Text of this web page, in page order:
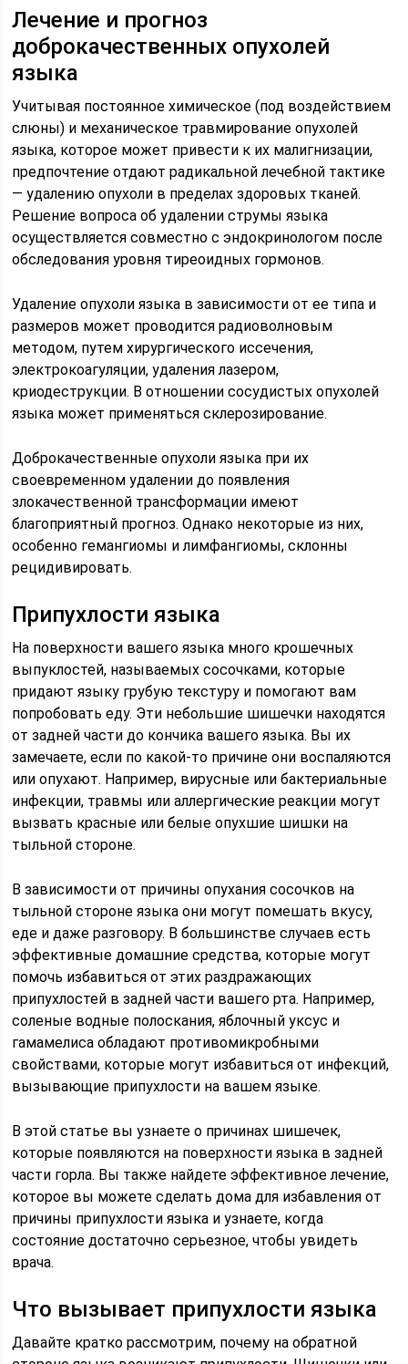
Лечение и прогноз
доброкачественных опухолей
языка
Учитывая постоянное химическое (под воздействием
слюны) и механическое травмирование опухолей
языка, которое может привести к их малигнизации,
предпочтение отдают радикальной лечебной тактике
— удалению опухоли в пределах здоровых тканей.
Решение вопроса об удалении струмы языка
осуществляется совместно с эндокринологом после
обследования уровня тиреоидных гормонов.
Удаление опухоли языка в зависимости от ее типа и
размеров может проводится радиоволновым
методом, путем хирургического иссечения,
электрокоагуляции, удаления лазером,
криодеструкции. В отношении сосудистых опухолей
языка может применяться склерозирование.
Доброкачественные опухоли языка при их
своевременном удалении до появления
злокачественной трансформации имеют
благоприятный прогноз. Однако некоторые из них,
особенно гемангиомы и лимфангиомы, склонны
рецидивировать.
Припухлости языка
На поверхности вашего языка много крошечных
выпуклостей, называемых сосочками, которые
придают языку грубую текстуру и помогают вам
попробовать еду. Эти небольшие шишечки находятся
от задней части до кончика вашего языка. Вы их
замечаете, если по какой-то причине они воспаляются
или опухают. Например, вирусные или бактериальные
инфекции, травмы или аллергические реакции могут
вызвать красные или белые опухшие шишки на
тыльной стороне.
В зависимости от причины опухания сосочков на
тыльной стороне языка они могут помешать вкусу,
еде и даже разговору. В большинстве случаев есть
эффективные домашние средства, которые могут
помочь избавиться от этих раздражающих
припухлостей в задней части вашего рта. Например,
соленые водные полоскания, яблочный уксус и
гамамелиса обладают противомикробными
свойствами, которые могут избавиться от инфекций,
вызывающие припухлости на вашем языке.
В этой статье вы узнаете о причинах шишечек,
которые появляются на поверхности языка в задней
части горла. Вы также найдете эффективное лечение,
которое вы можете сделать дома для избавления от
причины припухлости языка и узнаете, когда
состояние достаточно серьезное, чтобы увидеть
врача.
Что вызывает припухлости языка
Давайте кратко рассмотрим, почему на обратной